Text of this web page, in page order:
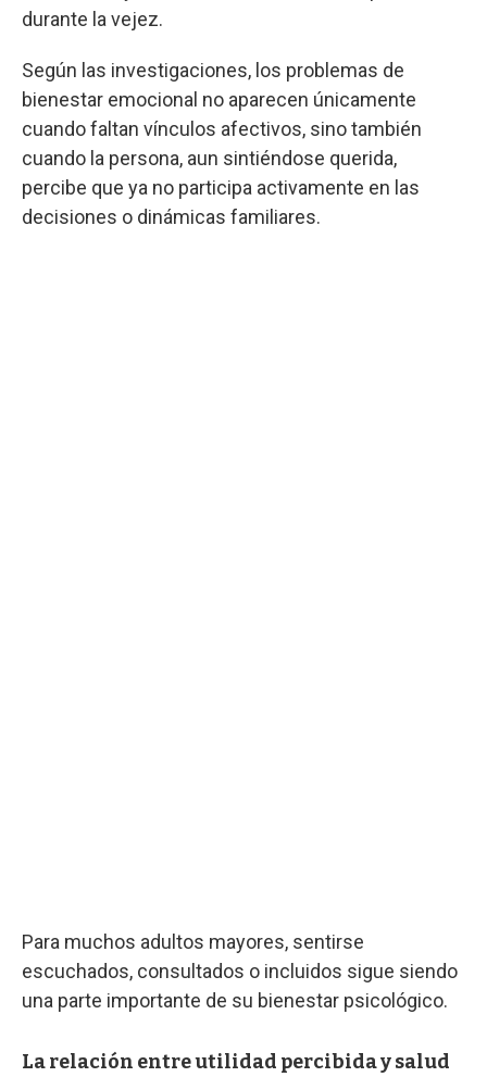
durante la vejez.
Según las investigaciones, los problemas de
bienestar emocional no aparecen únicamente
cuando faltan vínculos afectivos, sino también
cuando la persona, aun sintiéndose querida,
percibe que ya no participa activamente en las
decisiones o dinámicas familiares.
Para muchos adultos mayores, sentirse
escuchados, consultados o incluidos sigue siendo
una parte importante de su bienestar psicológico.
La relación entre utilidad percibida y salud